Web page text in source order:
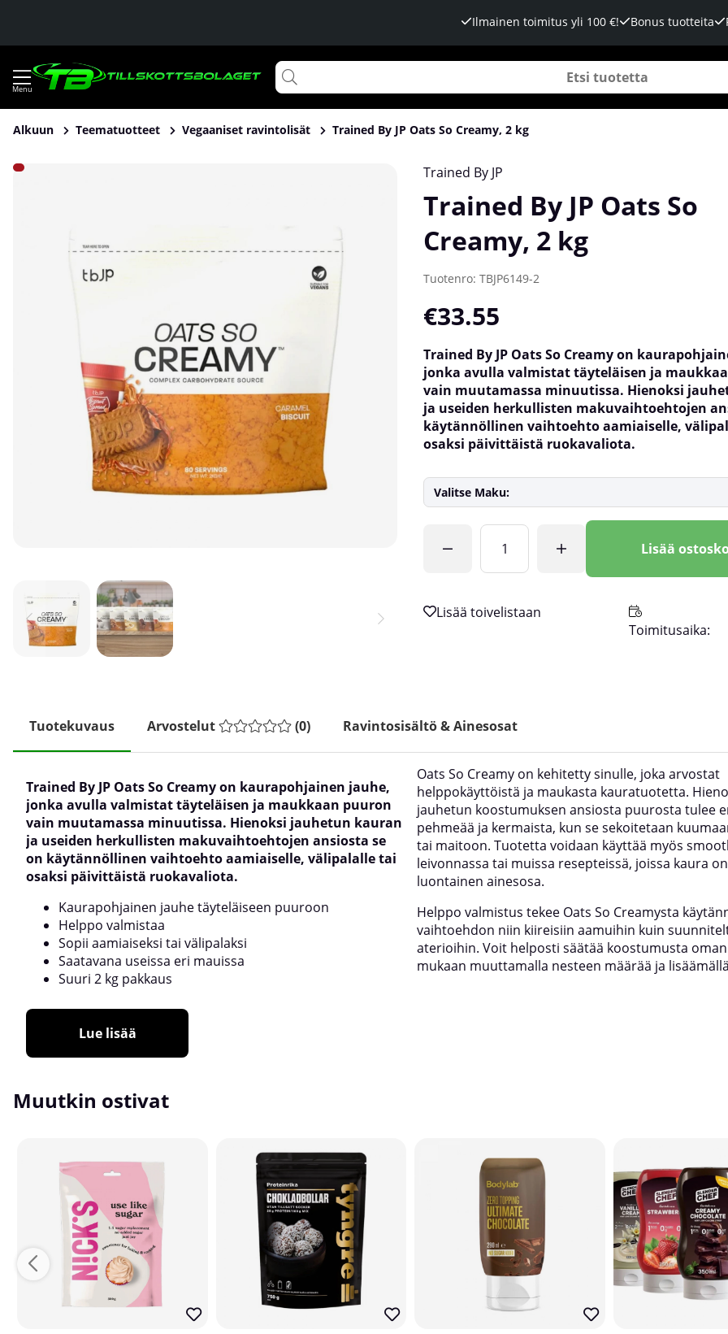
Ilmainen toimitus yli 100 €! Bonus tuotteita
Alkuun Teematuotteet Vegaaniset ravintolisät Trained By JP Oats So Creamy, 2 kg
Tuotekuvat Trained By JP Oats So Creamy, 2 kg Trained By JP
Trained By JP Oats So
Creamy, 2 kg
Tuotenro: TBJP6149-2
€33.55
Trained By JP Oats So Creamy on
jonka avulla valmistat täyteläisen ja
vain muutamassa minuutissa. Hienoksi
ja useiden herkullisten makuvaihtoehtojen
käytännöllinen vaihtoehto aamiaiselle,
osaksi päivittäistä ruokavaliota.
Valitse Maku:
Lisää
Toimitusaika:
Tuotekuvaus Arvostelut (0) Ravintosisältö & Ainesosat
Trained By JP Oats So Creamy on kaurapohjainen jauhe,
jonka avulla valmistat täyteläisen ja maukkaan puuron
vain muutamassa minuutissa. Hienoksi jauhetun kauran
ja useiden herkullisten makuvaihtoehtojen ansiosta se
on käytännöllinen vaihtoehto aamiaiselle, välipalalle tai
osaksi päivittäistä ruokavaliota.
Kaurapohjainen jauhe täyteläiseen puuroon
Helppo valmistaa
Sopii aamiaiseksi tai välipalaksi
Saatavana useissa eri mauissa
Suuri 2 kg pakkaus
Oats So Creamy on kehitetty sinulle, joka arvostat
helppokäyttöistä ja maukasta kauratuotetta.
jauhetun koostumuksen ansiosta puurosta tulee
pehmeää ja kermaista, kun se sekoitetaan
tai maitoon. Tuotetta voidaan käyttää myös
leivonnassa tai muissa resepteissä, joissa kaura on
luontainen ainesosa.
Helppo valmistus tekee Oats So Creamysta
vaihtoehdon niin kiireisiin aamuihin kuin
aterioihin. Voit helposti säätää koostumusta
mukaan muuttamalla nesteen määrää ja lisäämällä
Lue lisää
Muutkin ostivat